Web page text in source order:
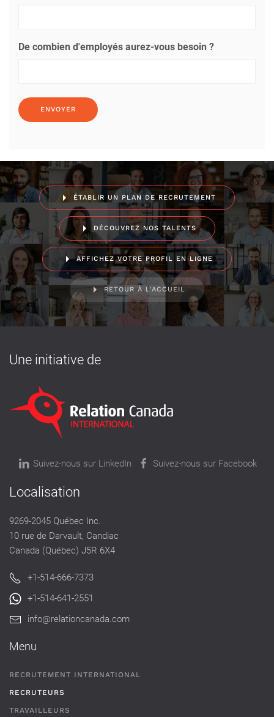
De combien d'employés aurez-vous besoin ?
ÉTABLIR UN PLAN DE RECRUTEMENT
DÉCOUVREZ NOS TALENTS
AFFICHEZ VOTRE PROFIL EN LIGNE
RETOUR À L'ACCUEIL
Une initiative de
Suivez-nous sur LinkedIn Suivez-nous sur Facebook
Localisation
9269-2045 Québec Inc.
10 rue de Darvault, Candiac
Canada (Québec) J5R 6X4
+1-514-666-7373
+1-514-641-2551
info@relationcanada.com
Menu
RECRUTEMENT INTERNATIONAL
RECRUTEURS
TRAVAILLEURS